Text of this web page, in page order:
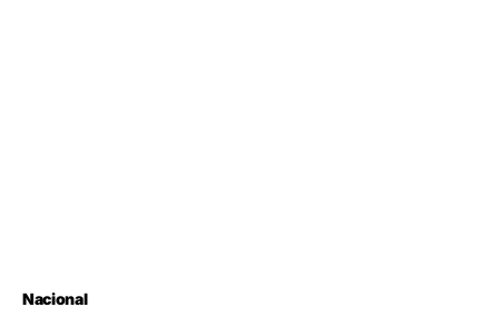
Nacional